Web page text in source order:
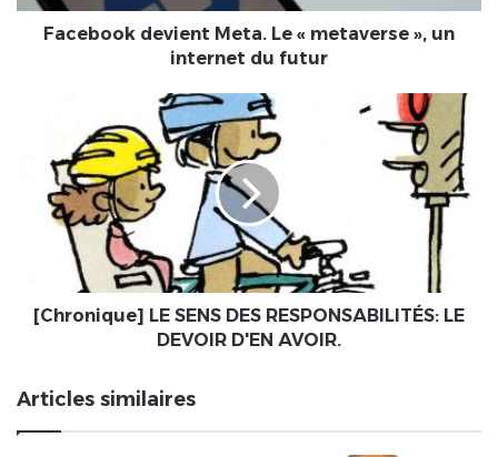
internet
Facebook devient Meta. Le « metaverse », un
internet du futur
RESPONSABILITÉS:
[Chronique] LE SENS DES RESPONSABILITÉS: LE
DEVOIR D'EN AVOIR.
Articles similaires